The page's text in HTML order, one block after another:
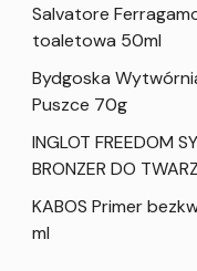
Salvatore
toaletowa 50ml
Bydgoska
Puszce 70g
INGLOT FREEDOM
BRONZER DO
KABOS Primer
ml